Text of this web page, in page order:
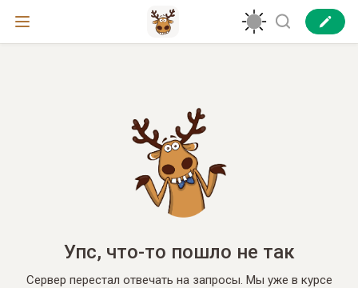
Упс, что-то пошло не так
Сервер перестал отвечать на запросы. Мы уже в курсе